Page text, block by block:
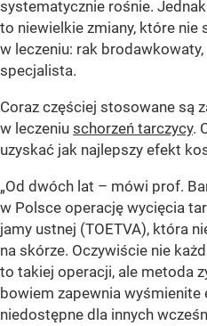
systematycznie rośnie.
to niewielkie zmiany, które nie
w leczeniu: rak
specjalista.
Coraz częściej stosowane są
w leczeniu schorzeń tarczycy.
uzyskać jak najlepszy efekt
„Od dwóch lat – mówi prof.
w Polsce operację wycięcia
jamy ustnej (TOETVA), która
na skórze. Oczywiście nie
to takiej operacji, ale metoda
bowiem zapewnia
niedostępne dla innych